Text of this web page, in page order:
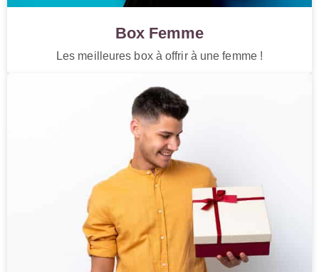
Box Femme
Les meilleures box à offrir à une femme !